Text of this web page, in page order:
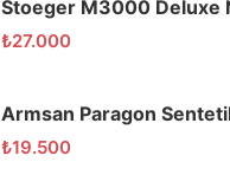
₺27.000
₺19.500